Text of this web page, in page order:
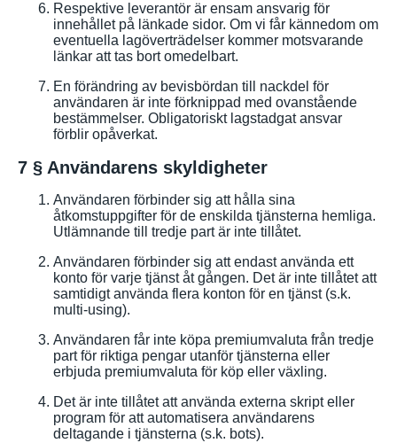
Respektive leverantör är ensam ansvarig för
innehållet på länkade sidor. Om vi får kännedom om
eventuella lagöverträdelser kommer motsvarande
länkar att tas bort omedelbart.
En förändring av bevisbördan till nackdel för
användaren är inte förknippad med ovanstående
bestämmelser. Obligatoriskt lagstadgat ansvar
förblir opåverkat.
7 § Användarens skyldigheter
Användaren förbinder sig att hålla sina
åtkomstuppgifter för de enskilda tjänsterna hemliga.
Utlämnande till tredje part är inte tillåtet.
Användaren förbinder sig att endast använda ett
konto för varje tjänst åt gången. Det är inte tillåtet att
samtidigt använda flera konton för en tjänst (s.k.
multi-using).
Användaren får inte köpa premiumvaluta från tredje
part för riktiga pengar utanför tjänsterna eller
erbjuda premiumvaluta för köp eller växling.
Det är inte tillåtet att använda externa skript eller
program för att automatisera användarens
deltagande i tjänsterna (s.k. bots).